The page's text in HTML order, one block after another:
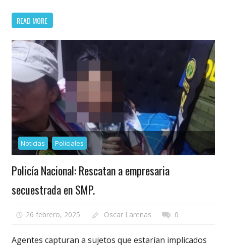
READ MORE
Noticias Policiales
Policía Nacional: Rescatan a empresaria
secuestrada en SMP.
26 febrero, 2025 Oscar Larenas 0
Agentes capturan a sujetos que estarían implicados